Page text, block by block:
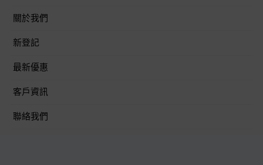
關於我們
新登記
最新優惠
客戶資訊
聯絡我們